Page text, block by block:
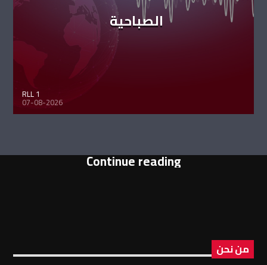
الصباحية
RLL 1
07-08-2026
Continue reading
من نحن